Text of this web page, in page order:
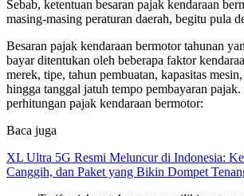
Sebab, ketentuan besaran pajak kendaraan
masing-masing peraturan daerah, begitu pula
Besaran pajak kendaraan bermotor tahunan
bayar ditentukan oleh beberapa faktor
merek, tipe, tahun pembuatan, kapasitas
hingga tanggal jatuh tempo pembayaran
perhitungan pajak kendaraan bermotor:
Baca juga
XL Ultra 5G Resmi Meluncur di Indonesia:
Canggih, dan Paket yang Bikin Dompet